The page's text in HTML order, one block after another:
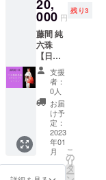
※動画の
URLを
メール
にてお
送りい
たしま
す！受
信拒否
設定が
されて
いない
メール
アドレ
スをご
記入く
ださ
種、和
モダン
アート
にロゴ
入り１
種、紙
印刷）
※動画の
URLを
メール
にてお
送りい
たしま
す！受
信拒否
設定が
ご記入
くださ
い。 ※
当日は
こちら
がお送
りした
メール
の画面
を受付
にてご
提示下
さい。
ル） ※
トレー
ナーは
バック
プリン
ト、正
面右胸
の部分
には月
灯藝
術。の
ロゴで
ある月
の刺繍
を施し
加で
も、同
じ空間
にご家
族やご
友人の
方が一
緒でも
可能で
す。 ※
オンラ
イン打
ち上げ
での通
信費等
い。 備
考欄
に、場
所/チー
ムの簡
単な詳
細/想定
人数/希
望内容/
付き添
いの有
無をご
記入く
ださい
※日程等
決める
館のみ
レッス
ン可(体
育館半
面でも
可能で
す) ※体
育館の
確保を
お願い
いたし
ます。
※同伴
者・付
き添い
20,
000 円
残り3
藤間 純
六珠
【日本
舞踊体
験！グ
ループ
レッス
ン】90
分 ※福
岡県内
限定 ご
友人や
お仲間
と一緒
支援
者：
0人
お届
け予
定：
2023
年01
月
こ
の
リ
タ
ー